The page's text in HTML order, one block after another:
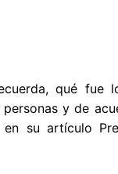
qué
y de
en su artículo